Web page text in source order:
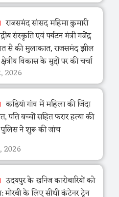
राजसमंद सांसद महिमा कुमारी
संस्कृति एवं पर्यटन मंत्री गजेंद्र
से की मुलाकात, राजसमंद झील
विकास के मुद्दों पर की चर्चा
2026
कड़ियां गांव में महिला की जिंदा
पति बच्चों सहित फरार हत्या की
ने शुरू की जांच
2026
उदयपुर के खनिज कारोबारियों को
मोरबी के लिए सीधी कंटेनर ट्रेन